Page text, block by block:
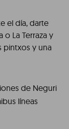
el día, darte
La Terraza y
pintxos y una
de Neguri
líneas